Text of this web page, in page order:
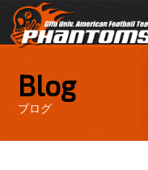
Blog
ブログ